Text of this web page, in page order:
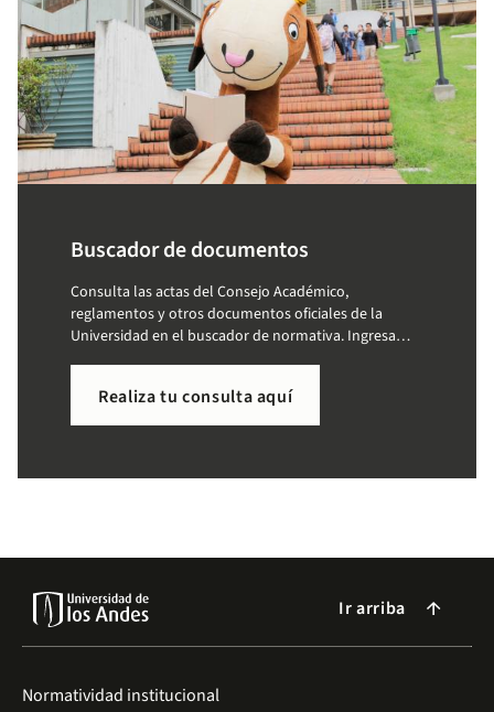
Buscador de documentos
Consulta las actas del Consejo Académico,
reglamentos y otros documentos oficiales de la
Universidad en el buscador de normativa. Ingresa
Realiza tu consulta aquí
Ir arriba arrow_forward
Normatividad institucional